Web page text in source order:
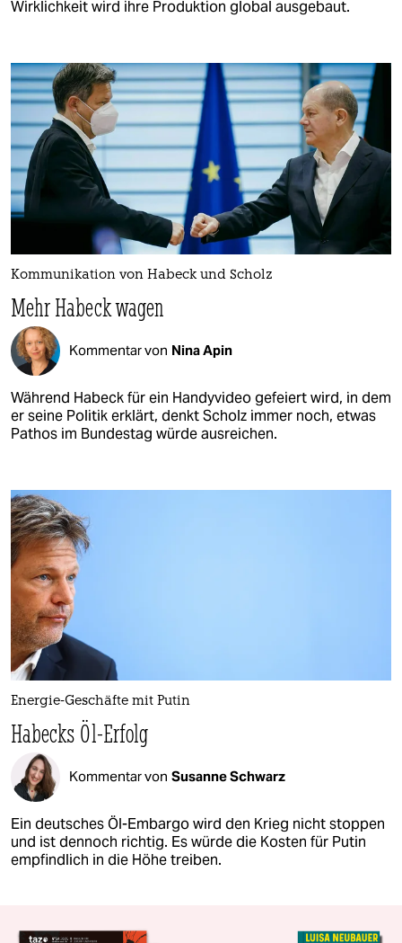
Wirklichkeit wird ihre Produktion global ausgebaut.
Kommunikation von Habeck und Scholz
Mehr Habeck wagen
Kommentar von Nina Apin
Während Habeck für ein Handyvideo gefeiert wird, in dem
er seine Politik erklärt, denkt Scholz immer noch, etwas
Pathos im Bundestag würde ausreichen.
Energie-Geschäfte mit Putin
Habecks Öl-Erfolg
Kommentar von Susanne Schwarz
Ein deutsches Öl-Embargo wird den Krieg nicht stoppen
und ist dennoch richtig. Es würde die Kosten für Putin
empfindlich in die Höhe treiben.